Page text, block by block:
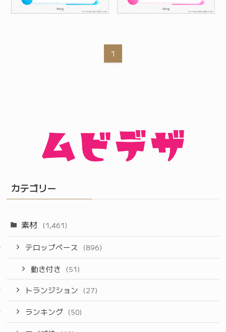
1
カテゴリー
素材 (1,461)
テロップベース (896)
動き付き (51)
トランジション (27)
ランキング (50)